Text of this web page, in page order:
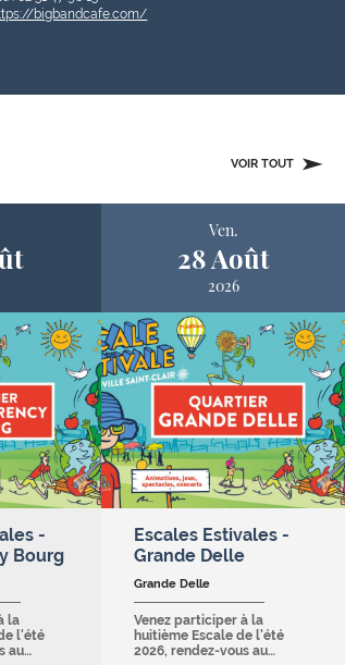
bigbandcafe.com/
VOIR TOUT
-
Bourg
la
l'été
au…
Ven.
28 Août
2026
Escales Estivales -
Grande Delle
Grande Delle
Venez participer à la
huitième Escale de l'été
2026, rendez-vous au…